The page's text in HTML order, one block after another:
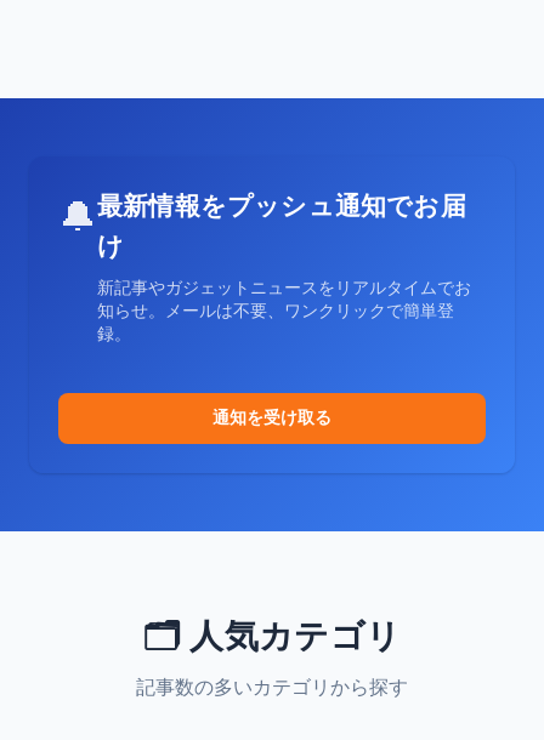
🔔最新情報をプッシュ通知でお届
け
新記事やガジェットニュースをリアルタイムでお
知らせ。メールは不要、ワンクリックで簡単登
録。
通知を受け取る
🗂️ 人気カテゴリ
記事数の多いカテゴリから探す